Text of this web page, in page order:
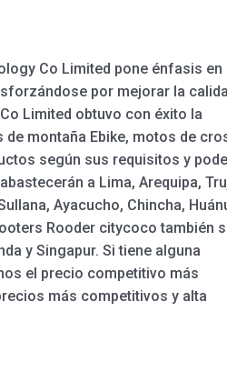
Co Limited pone énfasis en
por mejorar la
Limited obtuvo con éxito la
montaña Ebike, motos de
según sus requisitos y
a Lima, Arequipa,
Ayacucho, Chincha,
Rooder citycoco también
y Singapur. Si tiene alguna
el precio competitivo más
más competitivos y alta